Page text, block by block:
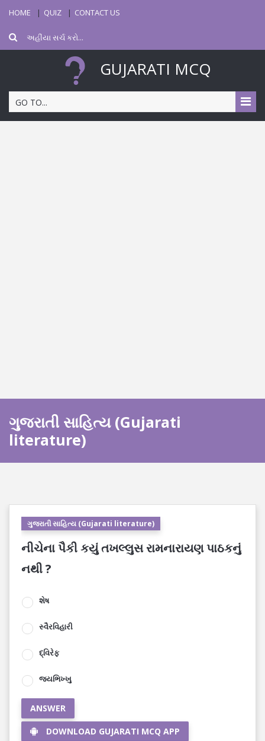
HOME QUIZ CONTACT US
GUJARATI MCQ
GO TO...
ગુજરાતી સાહિત્ય (Gujarati
literature)
ગુજરાતી સાહિત્ય (Gujarati literature)
નીચેના પૈકી કયું તખલ્લુસ રામનારાયણ પાઠકનું
નથી ?
શેષ
સ્વૈરવિહારી
દ્વિરેફ
જયભિખ્ખુ
ANSWER
DOWNLOAD GUJARATI MCQ APP